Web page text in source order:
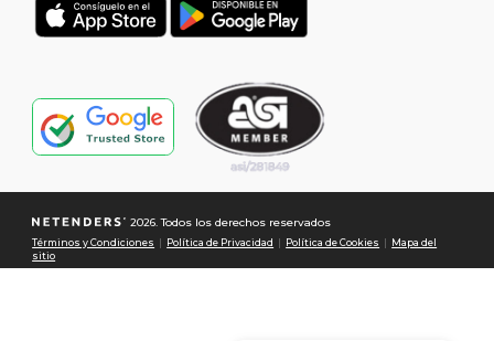
2026. Todos los derechos reservados
Términos y Condiciones Política de Privacidad Política de Cookies
Mapa del
sitio